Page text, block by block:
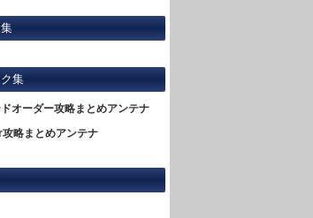
集
オーダー攻略まとめアンテナ
略まとめアンテナ